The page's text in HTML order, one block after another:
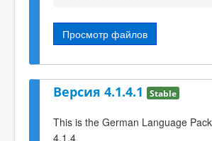
Просмотр файлов
Версия 4.1.4.1 Stable
This is the German Language
4.1.4